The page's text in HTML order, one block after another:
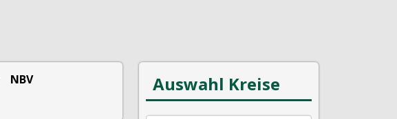
NBV
Auswahl Kreise